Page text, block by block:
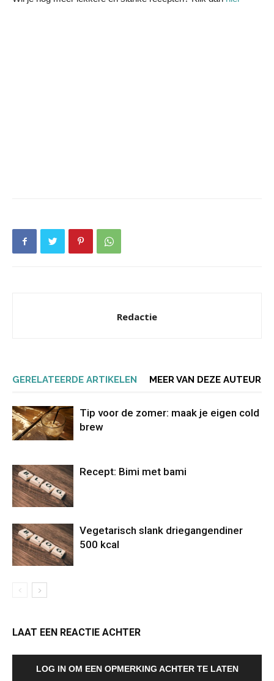
Redactie
GERELATEERDE ARTIKELEN MEER VAN DEZE AUTEUR
Tip voor de zomer: maak je eigen cold
brew
Recept: Bimi met bami
Vegetarisch slank driegangendiner
500 kcal
LAAT EEN REACTIE ACHTER
LOG IN OM EEN OPMERKING ACHTER TE LATEN